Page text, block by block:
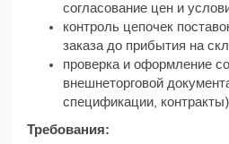
согласование цен и
контроль цепочек
заказа до прибытия на
проверка и оформление
внешнеторговой
спецификации, контракты).
Требования: